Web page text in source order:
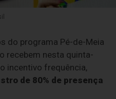
do programa Pé-de-Meia
recebem nesta quinta-
incentivo frequência,
de 80% de presença